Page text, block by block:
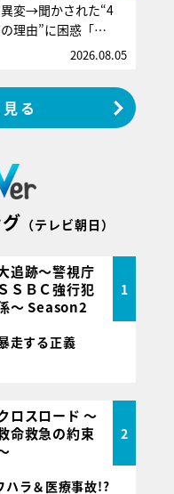
変→聞かされた“4
理由”に困惑「…
2026.08.05
る
（テレビ朝日）
追跡～警視庁
ＳＳＢＣ強行犯
～ Season2
1
走する正義
ロスロード ～
命救急の約束
2
ラ＆医療事故!?